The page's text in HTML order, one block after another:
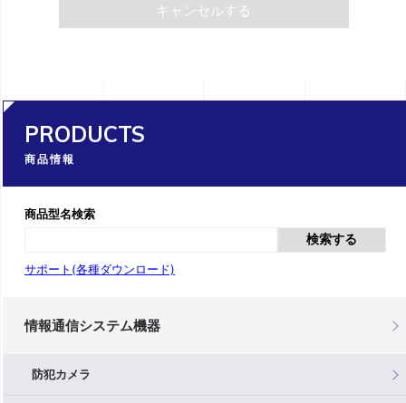
PRODUCTS
商品情報
商品型名検索
検索する
サポート(各種ダウンロード)
情報通信システム機器
防犯カメラ
キャンセルする